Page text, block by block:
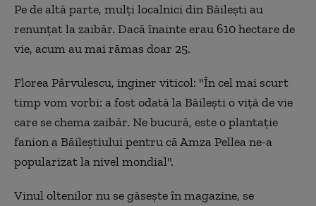
Pe de altă parte, mulți localnici din Băilești au
renunțat la zaibăr. Dacă înainte erau 610 hectare de
vie, acum au mai rămas doar 25.
Florea Pârvulescu, inginer viticol: "În cel mai scurt
timp vom vorbi: a fost odată la Băilești o viță de vie
care se chema zaibăr. Ne bucură, este o plantație
fanion a Băileștiului pentru că Amza Pellea ne-a
popularizat la nivel mondial".
Vinul oltenilor nu se găseşte în magazine, se